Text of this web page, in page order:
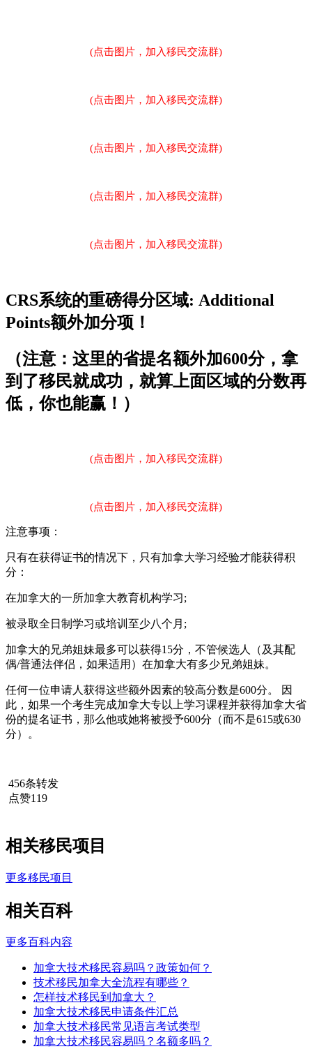
(点击图片，加入移民交流群)
(点击图片，加入移民交流群)
(点击图片，加入移民交流群)
(点击图片，加入移民交流群)
(点击图片，加入移民交流群)
CRS系统的重磅得分区域: Additional
Points额外加分项！
（注意：这里的省提名额外加600分，拿
到了移民就成功，就算上面区域的分数再
低，你也能赢！）
(点击图片，加入移民交流群)
(点击图片，加入移民交流群)
注意事项：
只有在获得证书的情况下，只有加拿大学习经验才能获得积
分：
在加拿大的一所加拿大教育机构学习;
被录取全日制学习或培训至少八个月;
加拿大的兄弟姐妹最多可以获得15分，不管候选人（及其配
偶/普通法伴侣，如果适用）在加拿大有多少兄弟姐妹。
任何一位申请人获得这些额外因素的较高分数是600分。 因
此，如果一个考生完成加拿大专以上学习课程并获得加拿大省
份的提名证书，那么他或她将被授予600分（而不是615或630
分）。
456条转发
点赞119
相关移民项目
更多移民项目
相关百科
更多百科内容
加拿大技术移民容易吗？政策如何？
技术移民加拿大全流程有哪些？
怎样技术移民到加拿大？
加拿大技术移民申请条件汇总
加拿大技术移民常见语言考试类型
加拿大技术移民容易吗？名额多吗？